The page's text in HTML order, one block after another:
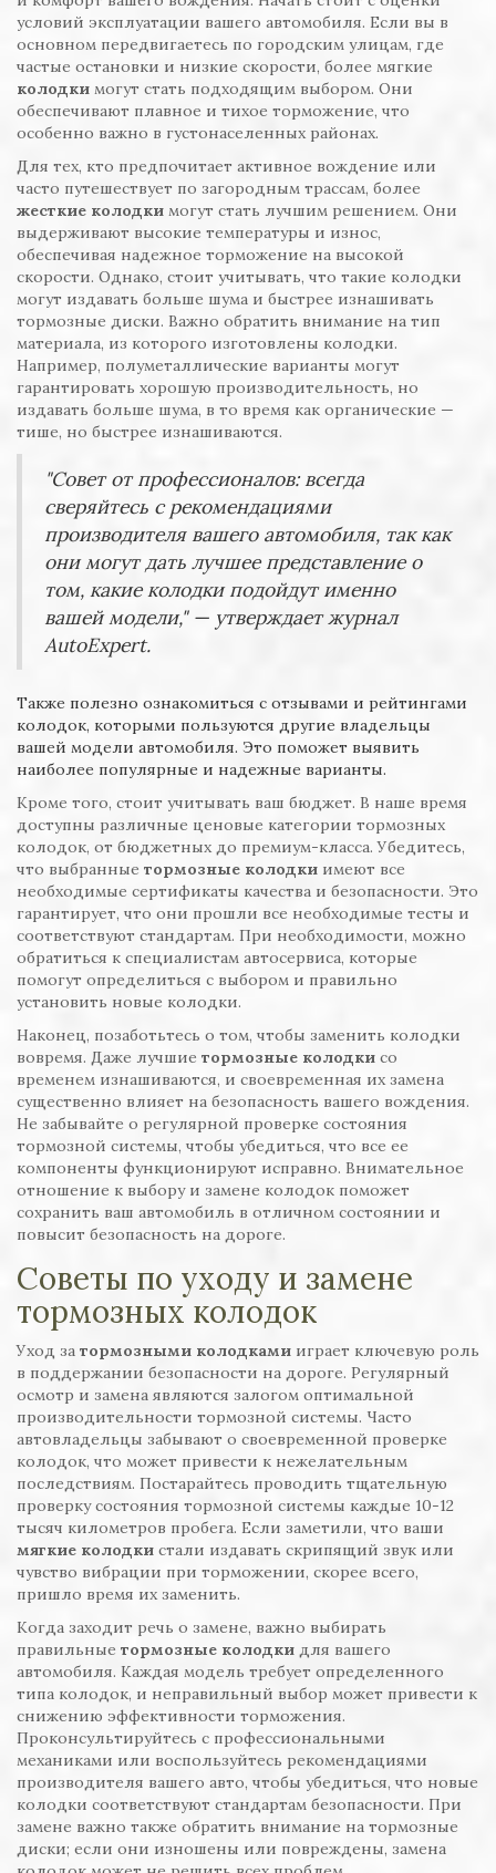
условий эксплуатации вашего автомобиля. Если вы в
основном передвигаетесь по городским улицам, где
частые остановки и низкие скорости, более мягкие
колодки могут стать подходящим выбором. Они
обеспечивают плавное и тихое торможение, что
особенно важно в густонаселенных районах.
Для тех, кто предпочитает активное вождение или
часто путешествует по загородным трассам, более
жесткие колодки могут стать лучшим решением. Они
выдерживают высокие температуры и износ,
обеспечивая надежное торможение на высокой
скорости. Однако, стоит учитывать, что такие колодки
могут издавать больше шума и быстрее изнашивать
тормозные диски. Важно обратить внимание на тип
материала, из которого изготовлены колодки.
Например, полуметаллические варианты могут
гарантировать хорошую производительность, но
издавать больше шума, в то время как органические —
тише, но быстрее изнашиваются.
"Совет от профессионалов: всегда
сверяйтесь с рекомендациями
производителя вашего автомобиля, так как
они могут дать лучшее представление о
том, какие колодки подойдут именно
вашей модели," — утверждает журнал
AutoExpert.
Также полезно ознакомиться с отзывами и рейтингами
колодок, которыми пользуются другие владельцы
вашей модели автомобиля. Это поможет выявить
наиболее популярные и надежные варианты.
Кроме того, стоит учитывать ваш бюджет. В наше время
доступны различные ценовые категории тормозных
колодок, от бюджетных до премиум-класса. Убедитесь,
что выбранные тормозные колодки имеют все
необходимые сертификаты качества и безопасности. Это
гарантирует, что они прошли все необходимые тесты и
соответствуют стандартам. При необходимости, можно
обратиться к специалистам автосервиса, которые
помогут определиться с выбором и правильно
установить новые колодки.
Наконец, позаботьтесь о том, чтобы заменить колодки
вовремя. Даже лучшие тормозные колодки со
временем изнашиваются, и своевременная их замена
существенно влияет на безопасность вашего вождения.
Не забывайте о регулярной проверке состояния
тормозной системы, чтобы убедиться, что все ее
компоненты функционируют исправно. Внимательное
отношение к выбору и замене колодок поможет
сохранить ваш автомобиль в отличном состоянии и
повысит безопасность на дороге.
Советы по уходу и замене
тормозных колодок
Уход за тормозными колодками играет ключевую роль
в поддержании безопасности на дороге. Регулярный
осмотр и замена являются залогом оптимальной
производительности тормозной системы. Часто
автовладельцы забывают о своевременной проверке
колодок, что может привести к нежелательным
последствиям. Постарайтесь проводить тщательную
проверку состояния тормозной системы каждые 10-12
тысяч километров пробега. Если заметили, что ваши
мягкие колодки стали издавать скрипящий звук или
чувство вибрации при торможении, скорее всего,
пришло время их заменить.
Когда заходит речь о замене, важно выбирать
правильные тормозные колодки для вашего
автомобиля. Каждая модель требует определенного
типа колодок, и неправильный выбор может привести к
снижению эффективности торможения.
Проконсультируйтесь с профессиональными
механиками или воспользуйтесь рекомендациями
производителя вашего авто, чтобы убедиться, что новые
колодки соответствуют стандартам безопасности. При
замене важно также обратить внимание на тормозные
диски; если они изношены или повреждены, замена